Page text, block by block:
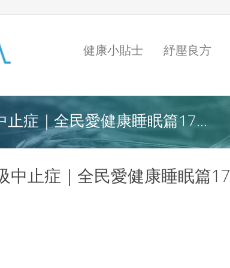
健康小貼士 紓壓良方
症｜全民愛健康睡眠篇17...
中止症｜全民愛健康睡眠篇17